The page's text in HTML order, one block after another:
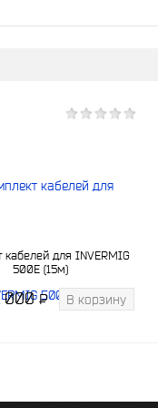
кабелей для INVERMIG
500E (15м)
000P
- В корзину